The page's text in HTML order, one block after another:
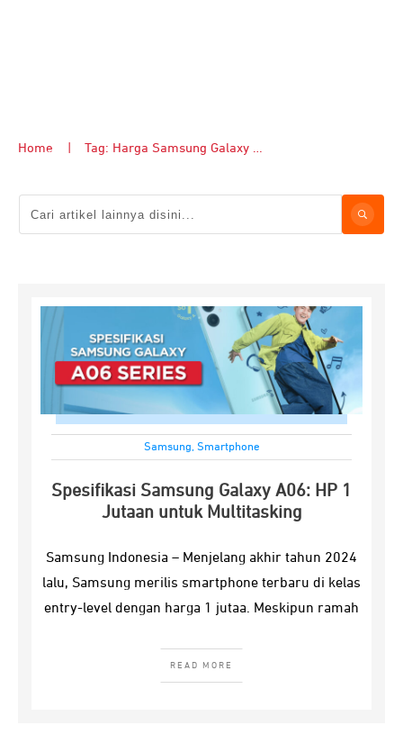
Home Tag: Harga Samsung Galaxy A06
Samsung, Smartphone
Spesifikasi Samsung Galaxy A06: HP 1
Jutaan untuk Multitasking
Samsung Indonesia – Menjelang akhir tahun 2024
lalu, Samsung merilis smartphone terbaru di kelas
entry-level dengan harga 1 jutaa. Meskipun ramah
READ MORE